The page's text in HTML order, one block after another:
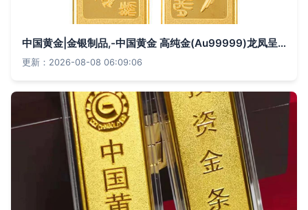
中国黄金|金银制品,-中国黄金 高纯金(Au99999)龙凤呈祥60克金条套装--东方购物,东方CJ
更新：2026-08-08 06:09:06